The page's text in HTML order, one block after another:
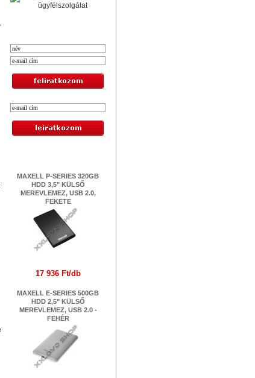
MAXELL P-SERIES 320GB
HDD 3,5" KÜLSŐ
MEREVLEMEZ, USB 2.0,
FEKETE
17 936 Ft/db
MAXELL E-SERIES 500GB
HDD 2,5" KÜLSŐ
MEREVLEMEZ, USB 2.0 -
FEHÉR